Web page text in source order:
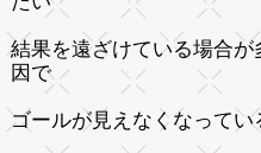
結果を遠ざけている場合
因で
ゴールが見えなくなって